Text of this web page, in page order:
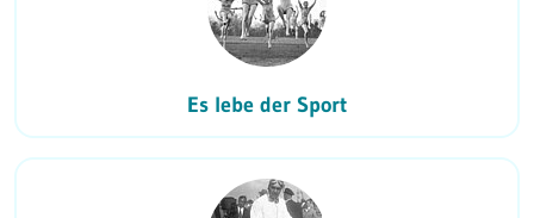
Es lebe der Sport